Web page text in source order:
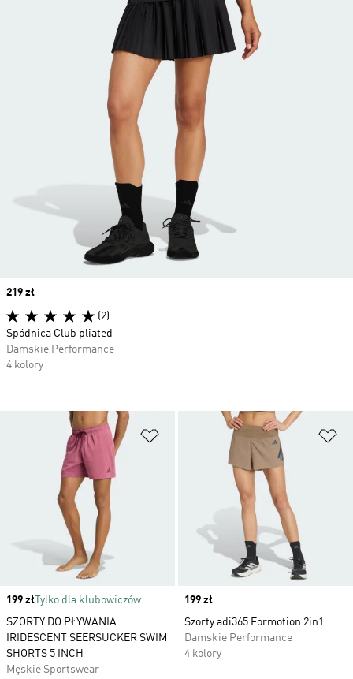
Dodaj do listy życzeń
Price
199 zł Tylko dla klubowiczów
SZORTY DO PŁYWANIA
IRIDESCENT SEERSUCKER SWIM
SHORTS 5 INCH
Męskie Sportswear
Price
199 zł
Szorty adi365 Formotion 2in1
Damskie Performance
4 kolory
Price
219 zł
(2)
Spódnica Club pliated
Damskie Performance
4 kolory